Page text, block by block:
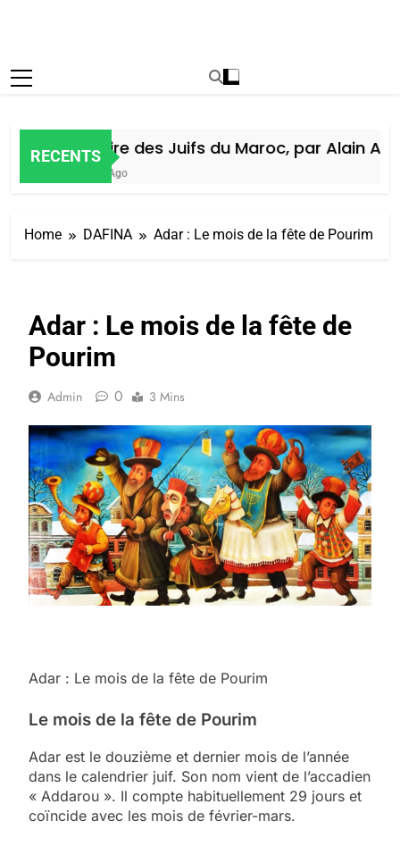
RECENTS
Histoire des Juifs du Maroc, par Alain Amiel
7 Jours Ago
Home DAFINA Adar : Le mois de la fête de Pourim
Adar : Le mois de la fête de
Pourim
Admin 0 3 Mins
Adar : Le mois de la fête de Pourim
Le mois de la fête de Pourim
Adar est le douzième et dernier mois de l’année
dans le calendrier juif. Son nom vient de l’accadien
« Addarou ». Il compte habituellement 29 jours et
coïncide avec les mois de février-mars.